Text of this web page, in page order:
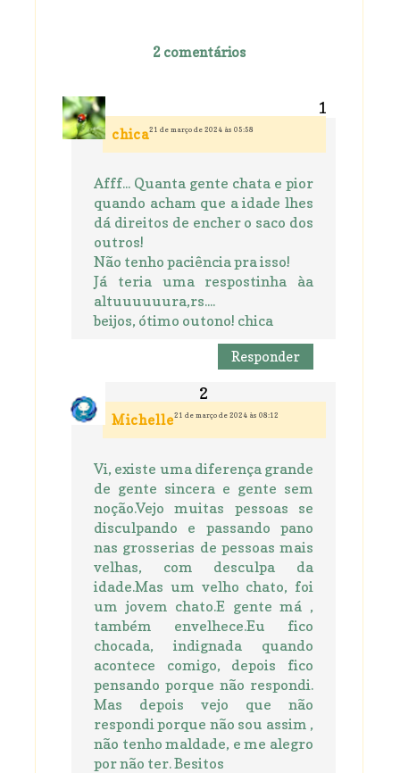
2 comentários
chica21 de março de 2024 às 05:58
Afff... Quanta gente chata e pior
quando acham que a idade lhes
dá direitos de encher o saco dos
outros!
Não tenho paciência pra isso!
Já teria uma respostinha àa
altuuuuuura,rs....
beijos, ótimo outono! chica
Responder
Michelle21 de março de 2024 às 08:12
Vi, existe uma diferença grande
de gente sincera e gente sem
noção.Vejo muitas pessoas se
disculpando e passando pano
nas grosserias de pessoas mais
velhas, com desculpa da
idade.Mas um velho chato, foi
um jovem chato.E gente má ,
também envelhece.Eu fico
chocada, indignada quando
acontece comigo, depois fico
pensando porque não respondi.
Mas depois vejo que não
respondi porque não sou assim ,
não tenho maldade, e me alegro
por não ter. Besitos